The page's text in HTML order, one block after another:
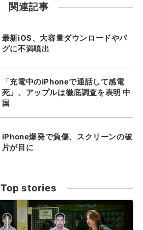
関連記事
最新iOS、大容量ダウンロードやバ
グに不満噴出
「充電中のiPhoneで通話して感電
死」、アップルは徹底調査を表明 中
国
iPhone爆発で負傷、スクリーンの破
片が目に
Top stories